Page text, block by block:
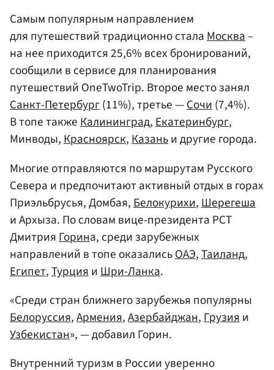
Самым популярным направлением
для путешествий традиционно сталаМосква–
на нее приходится 25,6% всех бронирований,
сообщили в сервисе для планирования
путешествий OneTwoTrip. Второе место занял
Санкт-Петербург(11%), третье —Сочи(7,4%).
В топе такжеКалининград,Екатеринбург,
Минводы,Красноярск,Казаньи другие города.
Многие отправляются по маршрутам Русского
Севера и предпочитают активный отдых в горах
Приэльбрусья, Домбая, Белокурихи, Шерегеша
и Архыза. По словам вице-президента РСТ
Дмитрия Горина, среди зарубежных
направлений в топе оказалисьОАЭ,Таиланд,
Египет,Турция и Шри-Ланка.
«Среди стран ближнего зарубежья популярны
Белоруссия,Армения,Азербайджан,Грузияи
Узбекистан», — добавил Горин.
Внутренний туризм в России уверенно